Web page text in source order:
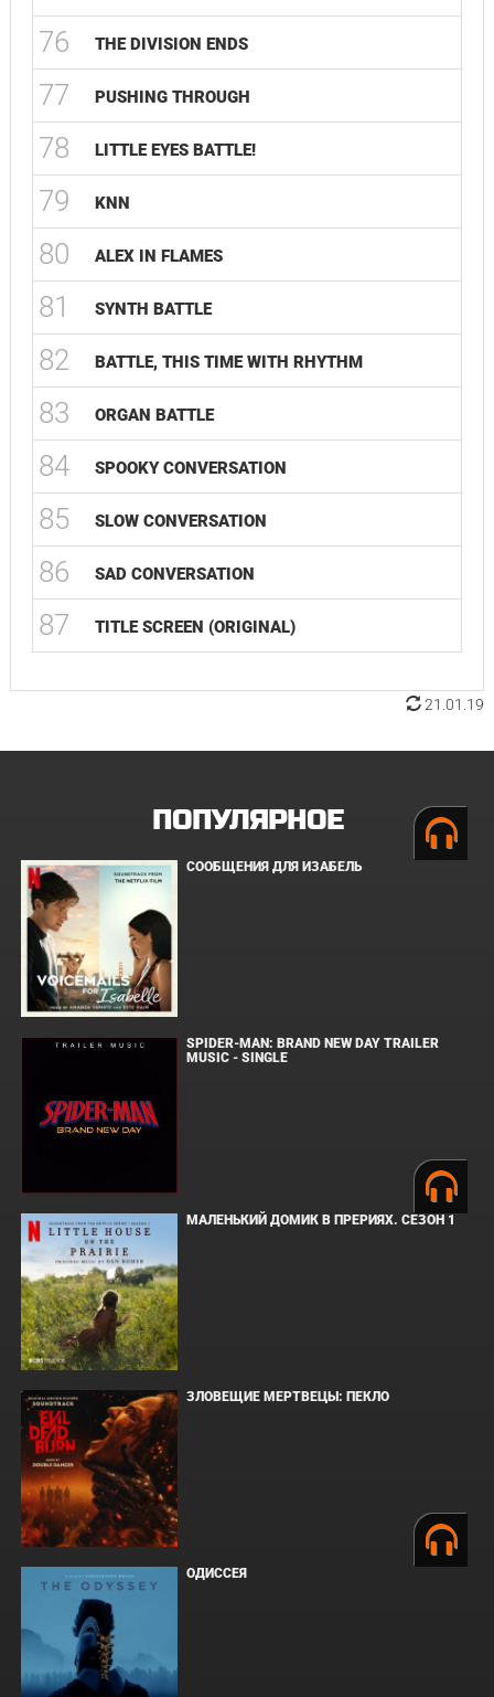
76 THE DIVISION ENDS
77 PUSHING THROUGH
78 LITTLE EYES BATTLE!
79 KNN
80 ALEX IN FLAMES
81 SYNTH BATTLE
82 BATTLE, THIS TIME WITH RHYTHM
83 ORGAN BATTLE
84 SPOOKY CONVERSATION
85 SLOW CONVERSATION
86 SAD CONVERSATION
87 TITLE SCREEN (ORIGINAL)
21.01.19
ПОПУЛЯРНОЕ
СООБЩЕНИЯ ДЛЯ ИЗАБЕЛЬ
SPIDER-MAN: BRAND NEW DAY TRAILER
MUSIC - SINGLE
МАЛЕНЬКИЙ ДОМИК В ПРЕРИЯХ. СЕЗОН 1
ЗЛОВЕЩИЕ МЕРТВЕЦЫ: ПЕКЛО
ОДИССЕЯ